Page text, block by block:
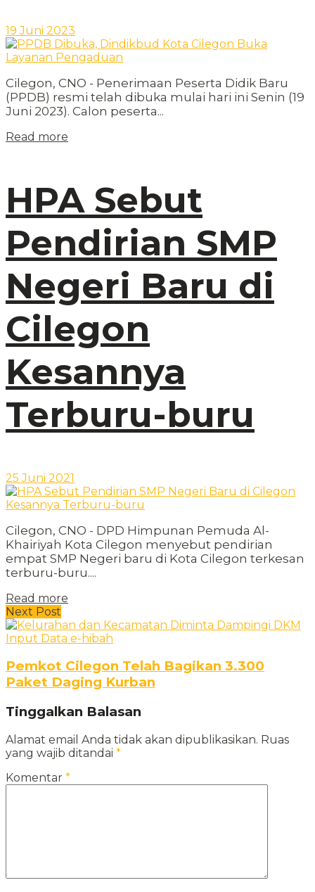
19 Juni 2023
Cilegon, CNO - Penerimaan Peserta Didik Baru
(PPDB) resmi telah dibuka mulai hari ini Senin (19
Juni 2023). Calon peserta...
Read more
HPA Sebut
Pendirian SMP
Negeri Baru di
Cilegon
Kesannya
Terburu-buru
25 Juni 2021
Cilegon, CNO - DPD Himpunan Pemuda Al-
Khairiyah Kota Cilegon menyebut pendirian
empat SMP Negeri baru di Kota Cilegon terkesan
terburu-buru....
Read more
Next Post
Pemkot Cilegon Telah Bagikan 3.300
Paket Daging Kurban
Tinggalkan Balasan
Alamat email Anda tidak akan dipublikasikan. Ruas
yang wajib ditandai *
Komentar *